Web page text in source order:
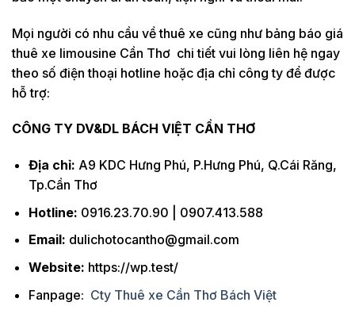
Mọi người có nhu cầu về thuê xe cũng như bảng báo giá
thuê xe limousine Cần Thơ chi tiết vui lòng liên hệ ngay
theo số điện thoại hotline hoặc địa chỉ công ty để được
hỗ trợ:
CÔNG TY DV&DL BÁCH VIỆT CẦN THƠ
Địa chỉ: A9 KDC Hưng Phú, P.Hưng Phú, Q.Cái Răng,
Tp.Cần Thơ
Hotline: 0916.23.70.90 | 0907.413.588
Email: dulichotocantho@gmail.com
Website: https://wp.test/
Fanpage: Cty Thuê xe Cần Thơ Bách Việt